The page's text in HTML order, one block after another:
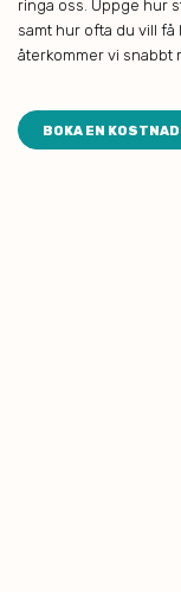
ringa oss. Uppge hur
samt hur ofta du vill få
återkommer vi snabbt
BOKA EN